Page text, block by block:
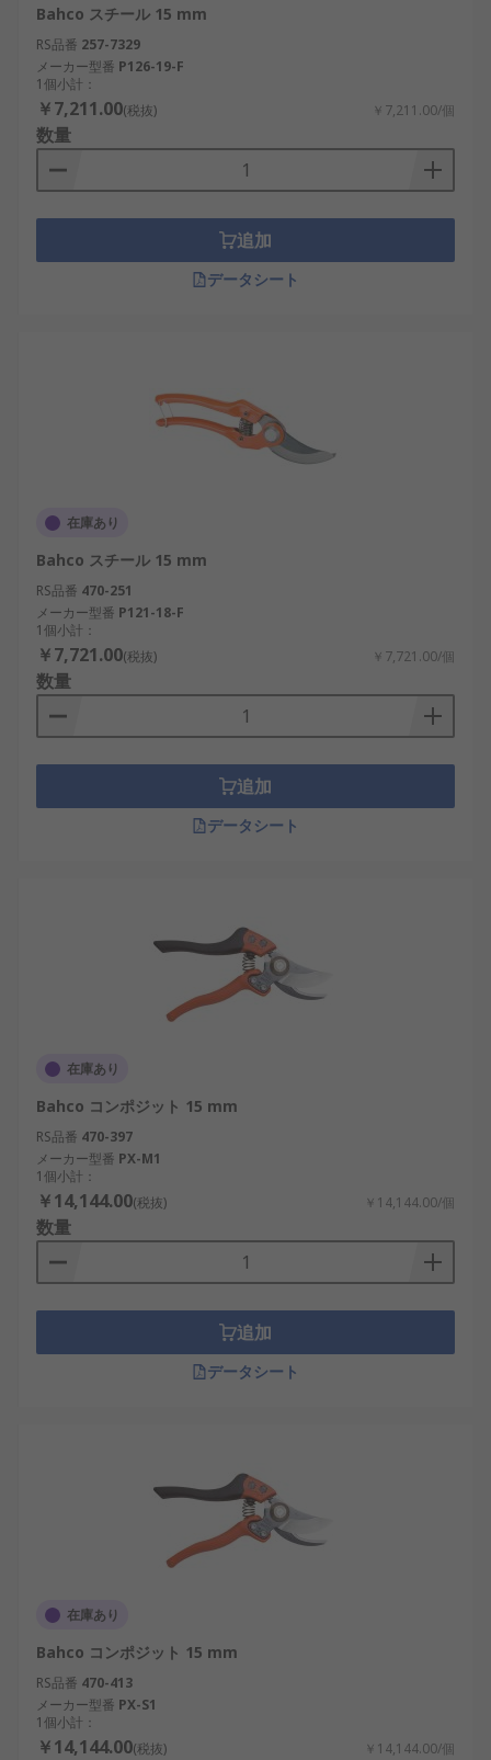
Bahco スチール 15 mm
RS品番 257-7329
メーカー型番 P126-19-F
1個小計：
￥7,211.00(税抜) ￥7,211.00/個
数量
追加
データシート
在庫あり
Bahco スチール 15 mm
RS品番 470-251
メーカー型番 P121-18-F
1個小計：
￥7,721.00(税抜) ￥7,721.00/個
数量
追加
データシート
在庫あり
Bahco コンポジット 15 mm
RS品番 470-397
メーカー型番 PX-M1
1個小計：
￥14,144.00(税抜) ￥14,144.00/個
数量
追加
データシート
在庫あり
Bahco コンポジット 15 mm
RS品番 470-413
メーカー型番 PX-S1
1個小計：
￥14,144.00(税抜) ￥14,144.00/個